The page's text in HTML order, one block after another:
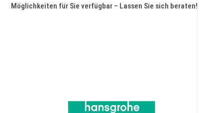
Möglichkeiten für Sie verfügbar – Lassen Sie sich beraten!